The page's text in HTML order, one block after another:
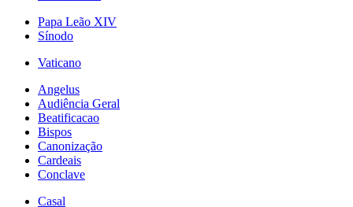
Papa Leão XIV
Sínodo
Vaticano
Angelus
Audiência Geral
Beatificacao
Bispos
Canonização
Cardeais
Conclave
Casal